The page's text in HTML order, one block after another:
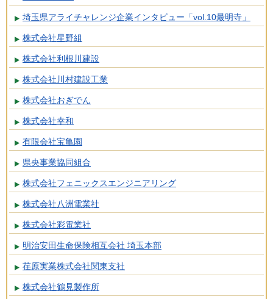
埼玉県アライチャレンジ企業インタビュー「vol.10最明寺」
株式会社星野組
株式会社利根川建設
株式会社川村建設工業
株式会社おぎでん
株式会社幸和
有限会社宝亀園
県央事業協同組合
株式会社フェニックスエンジニアリング
株式会社八洲電業社
株式会社彩電業社
明治安田生命保険相互会社 埼玉本部
荏原実業株式会社関東支社
株式会社鶴見製作所